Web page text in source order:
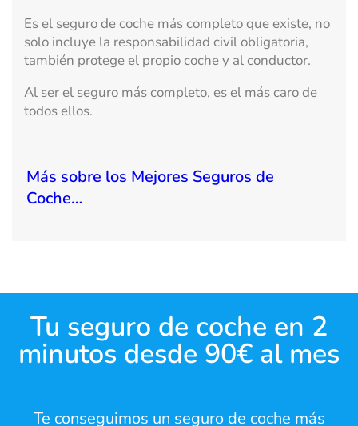
Es el seguro de coche más completo que existe, no
solo incluye la responsabilidad civil obligatoria,
también protege el propio coche y al conductor.
Al ser el seguro más completo, es el más caro de
todos ellos.
Más sobre los Mejores Seguros de
Coche…
Tu seguro de coche en 2
minutos desde 90€ al mes
Te conseguimos un seguro de coche más